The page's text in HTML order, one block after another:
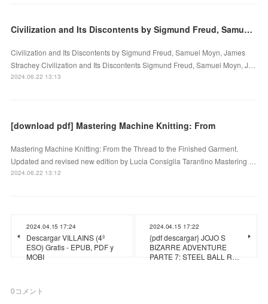
Civilization and Its Discontents by Sigmund Freud, Samuel Moyn, James Strachey on Ipad
Civilization and Its Discontents by Sigmund Freud, Samuel Moyn, James
Strachey Civilization and Its Discontents Sigmund Freud, Samuel Moyn, J…
2024.06.22 13:13
[download pdf] Mastering Machine Knitting: From
Mastering Machine Knitting: From the Thread to the Finished Garment.
Updated and revised new edition by Lucia Consiglia Tarantino Mastering …
2024.06.22 13:12
2024.04.15 17:24
Descargar VILLAINS (4º
ESO) Gratis - EPUB, PDF y
MOBI
2024.04.15 17:22
{pdf descargar} JOJO S
BIZARRE ADVENTURE
PARTE 7: STEEL BALL R…
0コメント